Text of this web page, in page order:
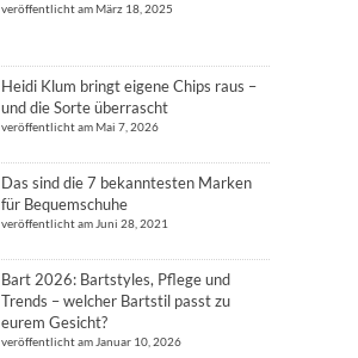
veröffentlicht am März 18, 2025
Heidi Klum bringt eigene Chips raus –
und die Sorte überrascht
veröffentlicht am Mai 7, 2026
Das sind die 7 bekanntesten Marken
für Bequemschuhe
veröffentlicht am Juni 28, 2021
Bart 2026: Bartstyles, Pflege und
Trends – welcher Bartstil passt zu
eurem Gesicht?
veröffentlicht am Januar 10, 2026